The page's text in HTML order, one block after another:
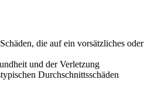
die auf ein vorsätzliches oder
und der Verletzung
Durchschnittsschäden